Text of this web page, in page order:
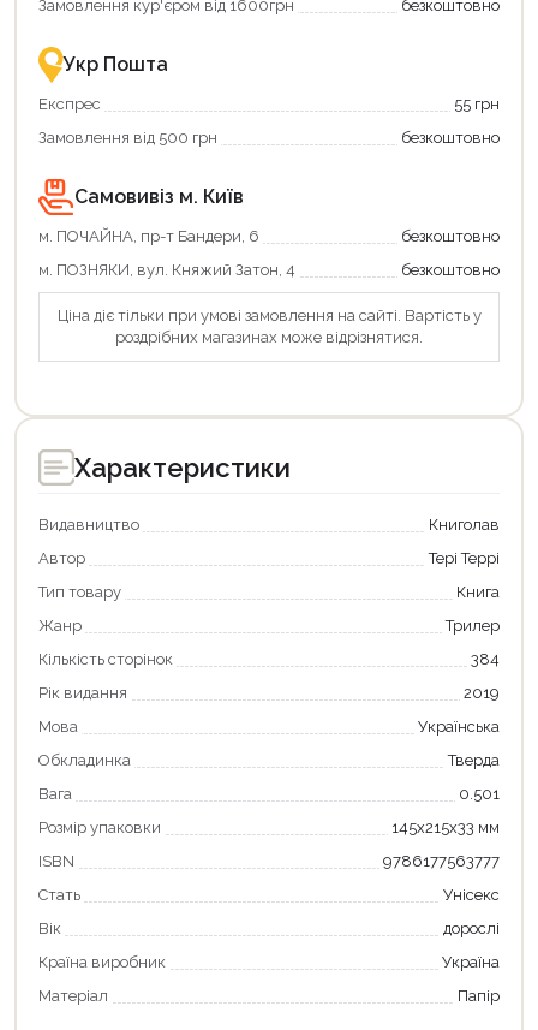
–
зручно
та
разом
державною
підтримкою!
Замовлення кур'єром від 1600грн безкоштовно
Укр Пошта
Експрес
55 грн
Замовлення від 500 грн
безкоштовно
Самовивіз м. Київ
м. ПОЧАЙНА, пр-т Бандери, 6
безкоштовно
м. ПОЗНЯКИ, вул. Княжий Затон, 4
безкоштовно
Ціна діє тільки при умові замовлення на сайті. Вартість у
роздрібних магазинах може відрізнятися.
Характеристики
Видавництво
Книголав
Автор
Тері Террі
Тип товару
Книга
Жанр
Трилер
Кількість сторінок
384
Рік видання
2019
Мова
Українська
Обкладинка
Тверда
Вага
0.501
Розмір упаковки
145х215х33 мм
ISBN
9786177563777
Стать
Унісекс
Вік
дорослі
Країна виробник
Україна
Матеріал
Папір
Оформити замовлення